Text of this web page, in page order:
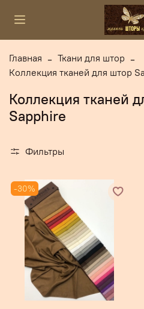
Главная
Ткани для штор
Коллекция тканей для штор
Коллекция тканей
Sapphire
Фильтры
-30%